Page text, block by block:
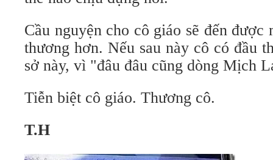
Cầu nguyện cho cô giáo sẽ đến
thương hơn. Nếu sau này cô có đầu
sở này, vì "đâu đâu cũng dòng Mịch
Tiễn biệt cô giáo. Thương cô.
T.H